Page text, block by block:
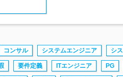
コンサル システムエンジニア シ
要件定義 ITエンジニア PG